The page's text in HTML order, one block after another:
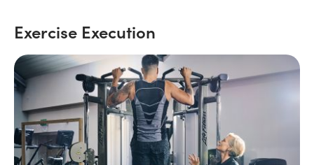
Exercise Execution